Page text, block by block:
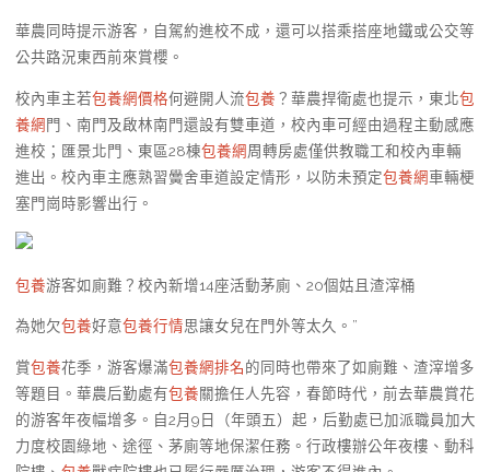
華農同時提示游客，自駕約進校不成，還可以搭乘搭座地鐵或公交等
公共路況東西前來賞櫻。
校內車主若包養網價格何避開人流包養 ？華農捍衛處也提示，東北包
養網門、南門及啟林南門還設有雙車道，校內車可經由過程主動感應
進校；匯景北門、東區28棟包養網周轉房處僅供教職工和校內車輛
進出。校內車主應熟習黌舍車道設定情形，以防未預定包養網車輛梗
塞門崗時影響出行。
包養游客如廁難？校內新增14座活動茅廁、20個姑且渣滓桶
為她欠包養好意包養行情思讓女兒在門外等太久。”
賞包養花季，游客爆滿包養網排名的同時也帶來了如廁難、渣滓增多
等題目。華農后勤處有包養關擔任人先容，春節時代，前去華農賞花
的游客年夜幅增多。自2月9日（年頭五）起，后勤處已加派職員加大
力度校園綠地、途徑、茅廁等地保潔任務。行政樓辦公年夜樓、動科